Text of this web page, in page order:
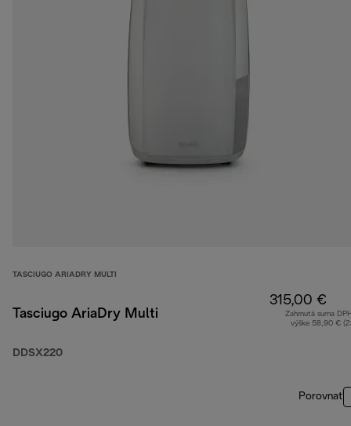
TASCIUGO ARIADRY MULTI
Tasciugo AriaDry Multi
DDSX220
315,00 €
Zahrnutá suma
výške 58,90 €
Porovnať